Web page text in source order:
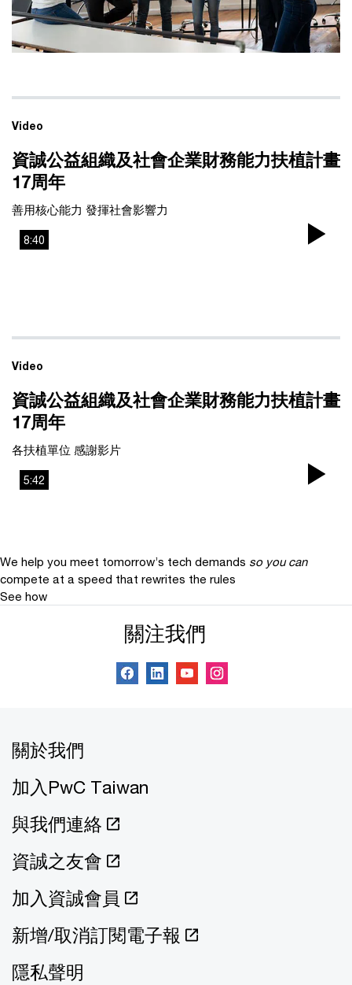
8:40
Video
資誠公益組織及社會企業財務能力扶植計畫
17周年
善用核心能力 發揮社會影響力
5:42
Video
資誠公益組織及社會企業財務能力扶植計畫
17周年
各扶植單位 感謝影片
We help you meet tomorrow’s tech demands so you can
compete at a speed that rewrites the rules
See how
關注我們
關於我們
加入PwC Taiwan
與我們連絡
資誠之友會
加入資誠會員
新增/取消訂閱電子報
隱私聲明